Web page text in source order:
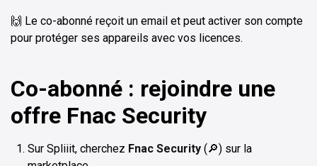
🙌 Le co-abonné reçoit un email et peut activer son compte
pour protéger ses appareils avec vos licences.
Co-abonné : rejoindre une
offre Fnac Security
Sur Spliiit, cherchez Fnac Security (🔎) sur la